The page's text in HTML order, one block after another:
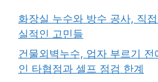
화장실 누수와 방수 공사, 직
실적인 고민들
건물외벽누수, 업자 부르기
인 타협점과 셀프 점검 한계